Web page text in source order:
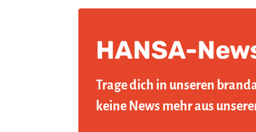
HANSA-
Trage dich in unseren
keine News mehr aus